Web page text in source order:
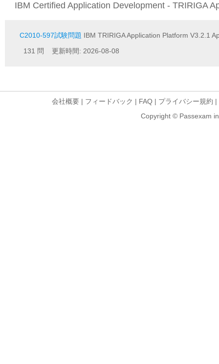
IBM Certified Application Development - TRIRIGA
C2010-597試験問題 IBM TRIRIGA Application Platform V3.2.1
131 問 更新時間: 2026-08-08
会社概要 | フィードバック | FAQ | プライバシー規約 |
Copyright © Passexam